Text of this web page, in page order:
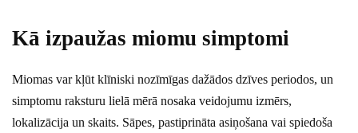
Kā izpaužas miomu simptomi
Miomas var kļūt klīniski nozīmīgas dažādos dzīves periodos, un
simptomu raksturu lielā mērā nosaka veidojumu izmērs,
lokalizācija un skaits. Sāpes, pastiprināta asiņošana vai spiedoša